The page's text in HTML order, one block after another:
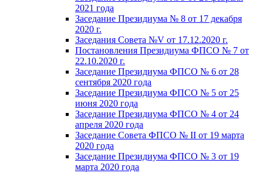
2021 года
Заседание Президиума № 8 от 17 декабря
2020 г.
Заседания Совета №V от 17.12.2020 г.
Постановления Президиума ФПСО № 7 от
22.10.2020 г.
Заседание Президиума ФПСО № 6 от 28
сентября 2020 года
Заседание Президиума ФПСО № 5 от 25
июня 2020 года
Заседание Президиума ФПСО № 4 от 24
апреля 2020 года
Заседание Совета ФПСО № II от 19 марта
2020 года
Заседание Президиума ФПСО № 3 от 19
марта 2020 года